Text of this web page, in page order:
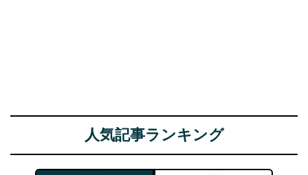
人気記事ランキング